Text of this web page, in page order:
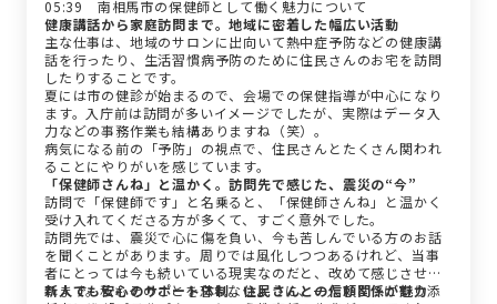
05:39 南相馬市の保健師として働く魅力について
健康講話から家庭訪問まで。地域に密着した幅広い活動
主な仕事は、地域のサロンに出向いて熱中症予防などの健康講
話を行ったり、生活習慣病予防のために住民さんのお宅を訪問
したりすることです。
夏には市の健診が始まるので、会場での保健指導が中心になり
ます。入庁前は訪問が多いイメージでしたが、実際はデータ入
力などの事務作業も結構ありますね（笑）。
病気になる前の「予防」の視点で、住民さんとたくさん関われ
ることにやりがいを感じています。
「保健師さんね」と温かく。訪問先で感じた、震災の“今”
訪問で「保健師です」と名乗ると、「保健師さんね」と温かく
受け入れてくださる方が多くて、すごく意外でした。
訪問先では、震災で心に傷を負い、今も苦しんでいる方のお話
を聞くことがあります。周りでは風化しつつあるけれど、当事
者にとっては今も続いている現実なのだと、改めて感じさせら
れます。私もそのことを忘れないように、一人ひとりに寄り添
新人でも安心のサポート体制。住民さんとの信頼関係が魅力